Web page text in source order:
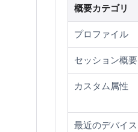
概要カテゴリ
プロファイル
セッション概要
カスタム属性
最近のデバイス